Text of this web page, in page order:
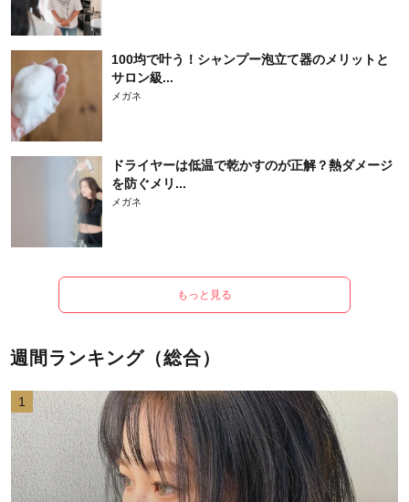
100均で叶う！シャンプー泡立て器のメリットと
サロン級...
メガネ
ドライヤーは低温で乾かすのが正解？熱ダメージ
を防ぐメリ...
メガネ
もっと見る
週間ランキング（総合）
1